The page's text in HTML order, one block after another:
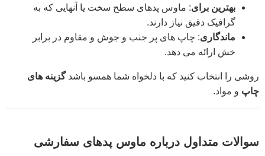
بهترین برای: ماوس پدهای سطح سخت یا آنهایی که به
گرافیک دقیق نیاز دارند.
ماندگاری: چاپ های پر جنب و جوش و مقاوم در برابر
خش ارائه می دهد.
روشی را انتخاب کنید که با دلخواه شما همسو باشدگزینه های
چاپ و مواد.
سوالات متداول درباره ماوس پدهای سفارشی